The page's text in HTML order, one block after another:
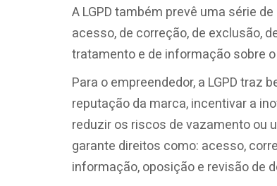
A LGPD também prevê uma série
acesso, de correção, de exclusão,
tratamento e de informação sobre
Para o empreendedor, a LGPD
reputação da marca, incentivar a
reduzir os riscos de vazamento ou
garante direitos como: acesso,
informação, oposição e revisão de